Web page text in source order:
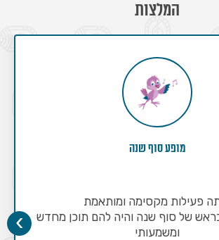
המלצות
מופע סוף שנה
פעילות מקסימה ומותאמת
של סוף שנה והיה להם תוכן מחדש
ומשמעותי
›